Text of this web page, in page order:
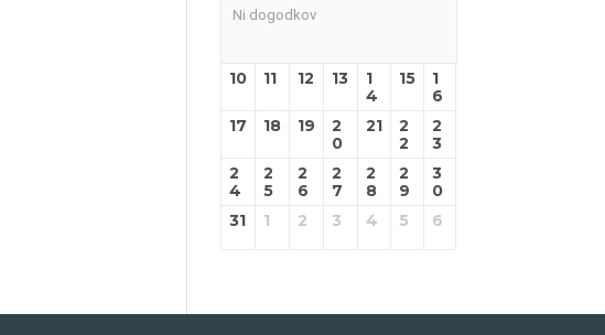
Ni dogodkov
10 11 12 13
1
4
15
1
6
17
18 19
2
0
21
2
2
2
3
2
4
2
5
2
6
2
7
2
8
2
9
3
0
31
1 2 3 4 5 6